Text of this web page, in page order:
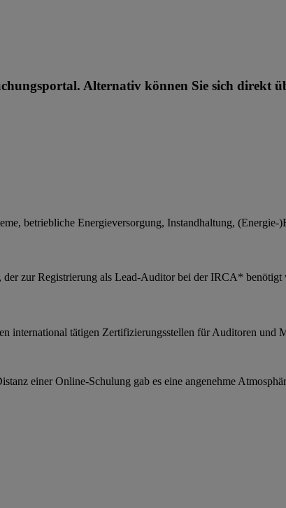
Alternativ können Sie sich direkt
betriebliche Energieversorgung, Instandhaltung,
zur Registrierung als Lead-Auditor bei der IRCA*
international tätigen Zertifizierungsstellen für Auditoren und
einer Online-Schulung gab es eine angenehme